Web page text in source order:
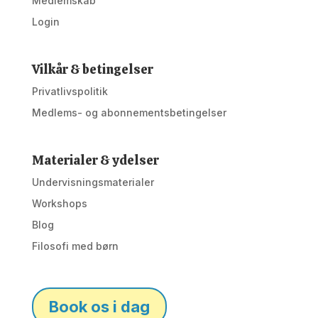
Login
Vilkår & betingelser
Privatlivspolitik
Medlems- og abonnementsbetingelser
Materialer & ydelser
Undervisningsmaterialer
Workshops
Blog
Filosofi med børn
Book os i dag